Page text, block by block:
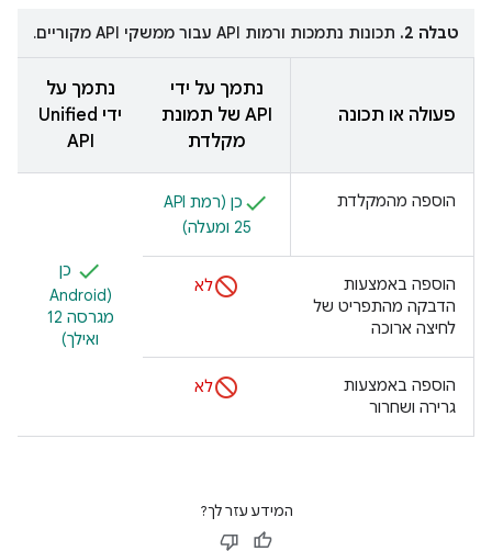
טבלה 2. תכונות נתמכות ורמות API עבור ממשקי API מקוריים.
פעולה או תכונה
נתמך על ידי
API של תמונת
מקלדת
נתמך על
ידי Unified
API
הוספה מהמקלדת
25 ומעלה)
כן
(Android
מגרסה 12
ואילך)
הוספה באמצעות
הדבקה מהתפריט של
לחיצה ארוכה
לא
הוספה באמצעות
גרירה ושחרור
לא
המידע עזר לך?